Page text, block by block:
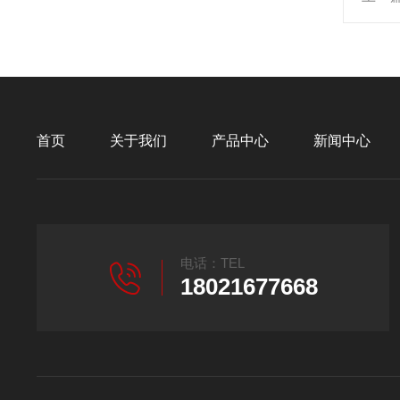
首页 关于我们 产品中心 新闻中心
电话：TEL
18021677668